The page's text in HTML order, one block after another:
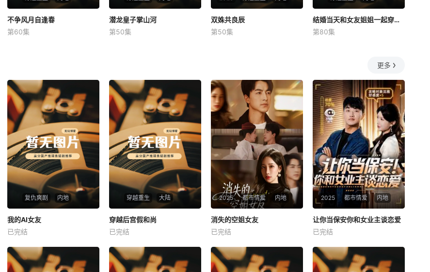
不争风月自逢春
未知
不争风月自逢春
第60集
潜龙皇子掌山河
未知
潜龙皇子掌山河
第50集
双姝共良辰
未知
双姝共良辰
第50集
结婚当天和女友姐姐一起穿越了
何釗遠、邵依蕊
结婚当天和女友姐姐一起穿越了
第80集
更多
复仇爽剧 内地
我的AI女友
未知
我的AI女友
已完结
穿越重生 大陆
穿越后宫假和尚
未知
穿越后宫假和尚
已完结
2025 都市情爱 内地
消失的空姐女友
未知
消失的空姐女友
已完结
2025 都市情爱 内地
未知
让你当保安你和女业主谈恋爱
已完结